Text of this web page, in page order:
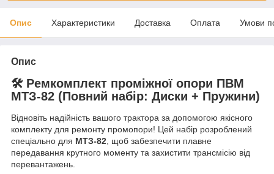
Опис Характеристики Доставка Оплата Умови
Опис
🛠️ Ремкомплект проміжної опори ПВМ
МТЗ-82 (Повний набір: Диски + Пружини)
Відновіть надійність вашого трактора за допомогою якісного
комплекту для ремонту промопори! Цей набір розроблений
спеціально для МТЗ-82, щоб забезпечити плавне
передавання крутного моменту та захистити трансмісію від
перевантажень.